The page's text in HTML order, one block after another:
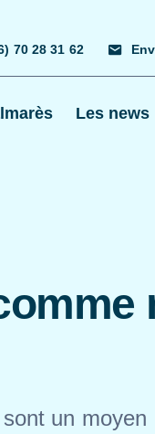
70 28 31 62
Les news
un